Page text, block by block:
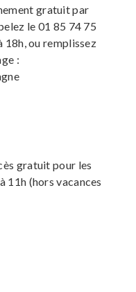
gratuit par
le 01 85 74 75
18h, ou remplissez
:
gratuit pour les
11h (hors vacances